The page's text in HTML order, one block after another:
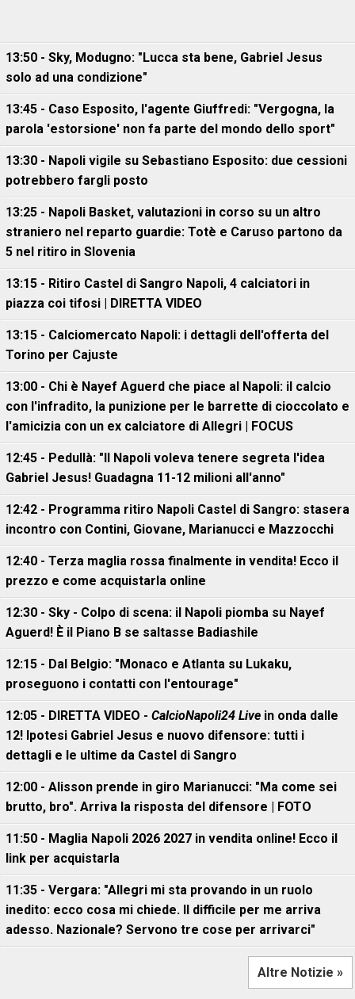
13:50 - Sky, Modugno: "Lucca sta bene, Gabriel Jesus
solo ad una condizione"
13:45 - Caso Esposito, l'agente Giuffredi: "Vergogna, la
parola 'estorsione' non fa parte del mondo dello sport"
13:30 - Napoli vigile su Sebastiano Esposito: due cessioni
potrebbero fargli posto
13:25 - Napoli Basket, valutazioni in corso su un altro
straniero nel reparto guardie: Totè e Caruso partono da
5 nel ritiro in Slovenia
13:15 - Ritiro Castel di Sangro Napoli, 4 calciatori in
piazza coi tifosi | DIRETTA VIDEO
13:15 - Calciomercato Napoli: i dettagli dell'offerta del
Torino per Cajuste
13:00 - Chi è Nayef Aguerd che piace al Napoli: il calcio
con l'infradito, la punizione per le barrette di cioccolato e
l'amicizia con un ex calciatore di Allegri | FOCUS
12:45 - Pedullà: "Il Napoli voleva tenere segreta l'idea
Gabriel Jesus! Guadagna 11-12 milioni all'anno"
12:42 - Programma ritiro Napoli Castel di Sangro: stasera
incontro con Contini, Giovane, Marianucci e Mazzocchi
12:40 - Terza maglia rossa finalmente in vendita! Ecco il
prezzo e come acquistarla online
12:30 - Sky - Colpo di scena: il Napoli piomba su Nayef
Aguerd! È il Piano B se saltasse Badiashile
12:15 - Dal Belgio: "Monaco e Atlanta su Lukaku,
proseguono i contatti con l'entourage"
12:05 - DIRETTA VIDEO - CalcioNapoli24 Live in onda dalle
12! Ipotesi Gabriel Jesus e nuovo difensore: tutti i
dettagli e le ultime da Castel di Sangro
12:00 - Alisson prende in giro Marianucci: "Ma come sei
brutto, bro". Arriva la risposta del difensore | FOTO
11:50 - Maglia Napoli 2026 2027 in vendita online! Ecco il
link per acquistarla
11:35 - Vergara: "Allegri mi sta provando in un ruolo
inedito: ecco cosa mi chiede. Il difficile per me arriva
adesso. Nazionale? Servono tre cose per arrivarci"
Altre Notizie »